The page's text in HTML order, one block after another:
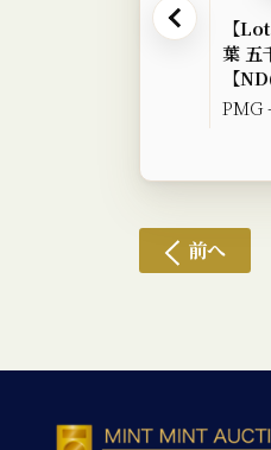
【
葉 五
【
PMG
前へ